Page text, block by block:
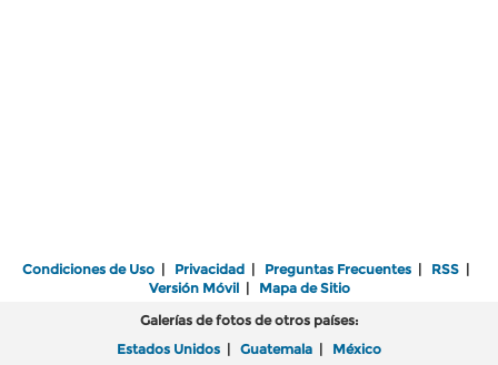
Condiciones de Uso | Privacidad | Preguntas Frecuentes | RSS |
Versión Móvil| Mapa de Sitio
Galerías de fotos de otros países:
Estados Unidos | Guatemala | México